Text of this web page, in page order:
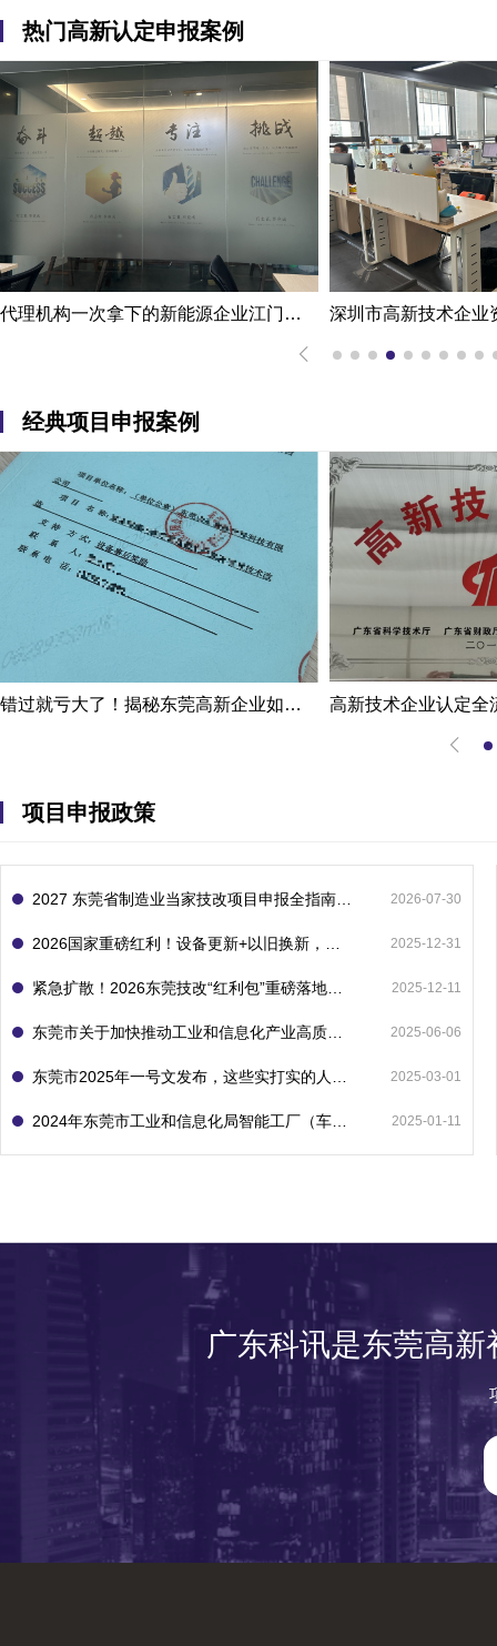
热门高新认定申报案例
代理机构一次拿下的新能源企业江门高新技术企业认定申报案例
经典项目申报案例
错过就亏大了！揭秘东莞高新企业如何轻松拿下省级技术改造项目300万补贴
项目申报政策
2026-07-30
2025-12-31
2025-12-11
2025-06-06
2025-03-01
2025-01-11
广东科讯是东莞高